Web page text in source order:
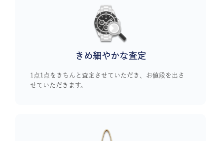
きめ細やかな査定
1点1点をきちんと査定させていただき、お値段を出さ
せていただきます。